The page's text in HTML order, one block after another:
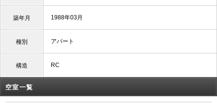
築年月 1988年03月
種別 アパート
構造 RC
空室一覧